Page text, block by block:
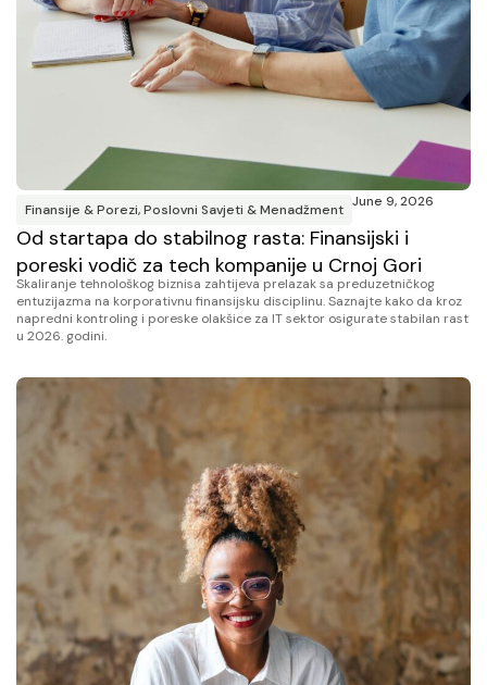
Finansije & Porezi,Poslovni Savjeti & Menadžment June 9, 2026
Od startapa do stabilnog rasta: Finansijski i
poreski vodič za tech kompanije u Crnoj Gori
Skaliranje tehnološkog biznisa zahtijeva prelazak sa preduzetničkog
entuzijazma na korporativnu finansijsku disciplinu. Saznajte kako da kroz
napredni kontroling i poreske olakšice za IT sektor osigurate stabilan rast
u 2026. godini.